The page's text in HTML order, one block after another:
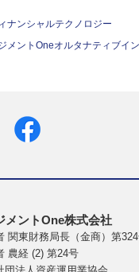
ナンシャルテクノロジー
メントOneオルタナティブイ
メントOne株式会社
関東財務局長（金商）第
農経 (2) 第24号